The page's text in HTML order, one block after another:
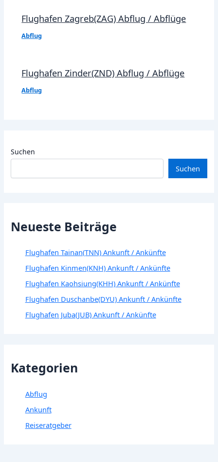
Flughafen Zagreb(ZAG) Abflug / Abflüge
Abflug
Flughafen Zinder(ZND) Abflug / Abflüge
Abflug
Suchen
Suchen
Neueste Beiträge
Flughafen Tainan(TNN) Ankunft / Ankünfte
Flughafen Kinmen(KNH) Ankunft / Ankünfte
Flughafen Kaohsiung(KHH) Ankunft / Ankünfte
Flughafen Duschanbe(DYU) Ankunft / Ankünfte
Flughafen Juba(JUB) Ankunft / Ankünfte
Kategorien
Abflug
Ankunft
Reiseratgeber